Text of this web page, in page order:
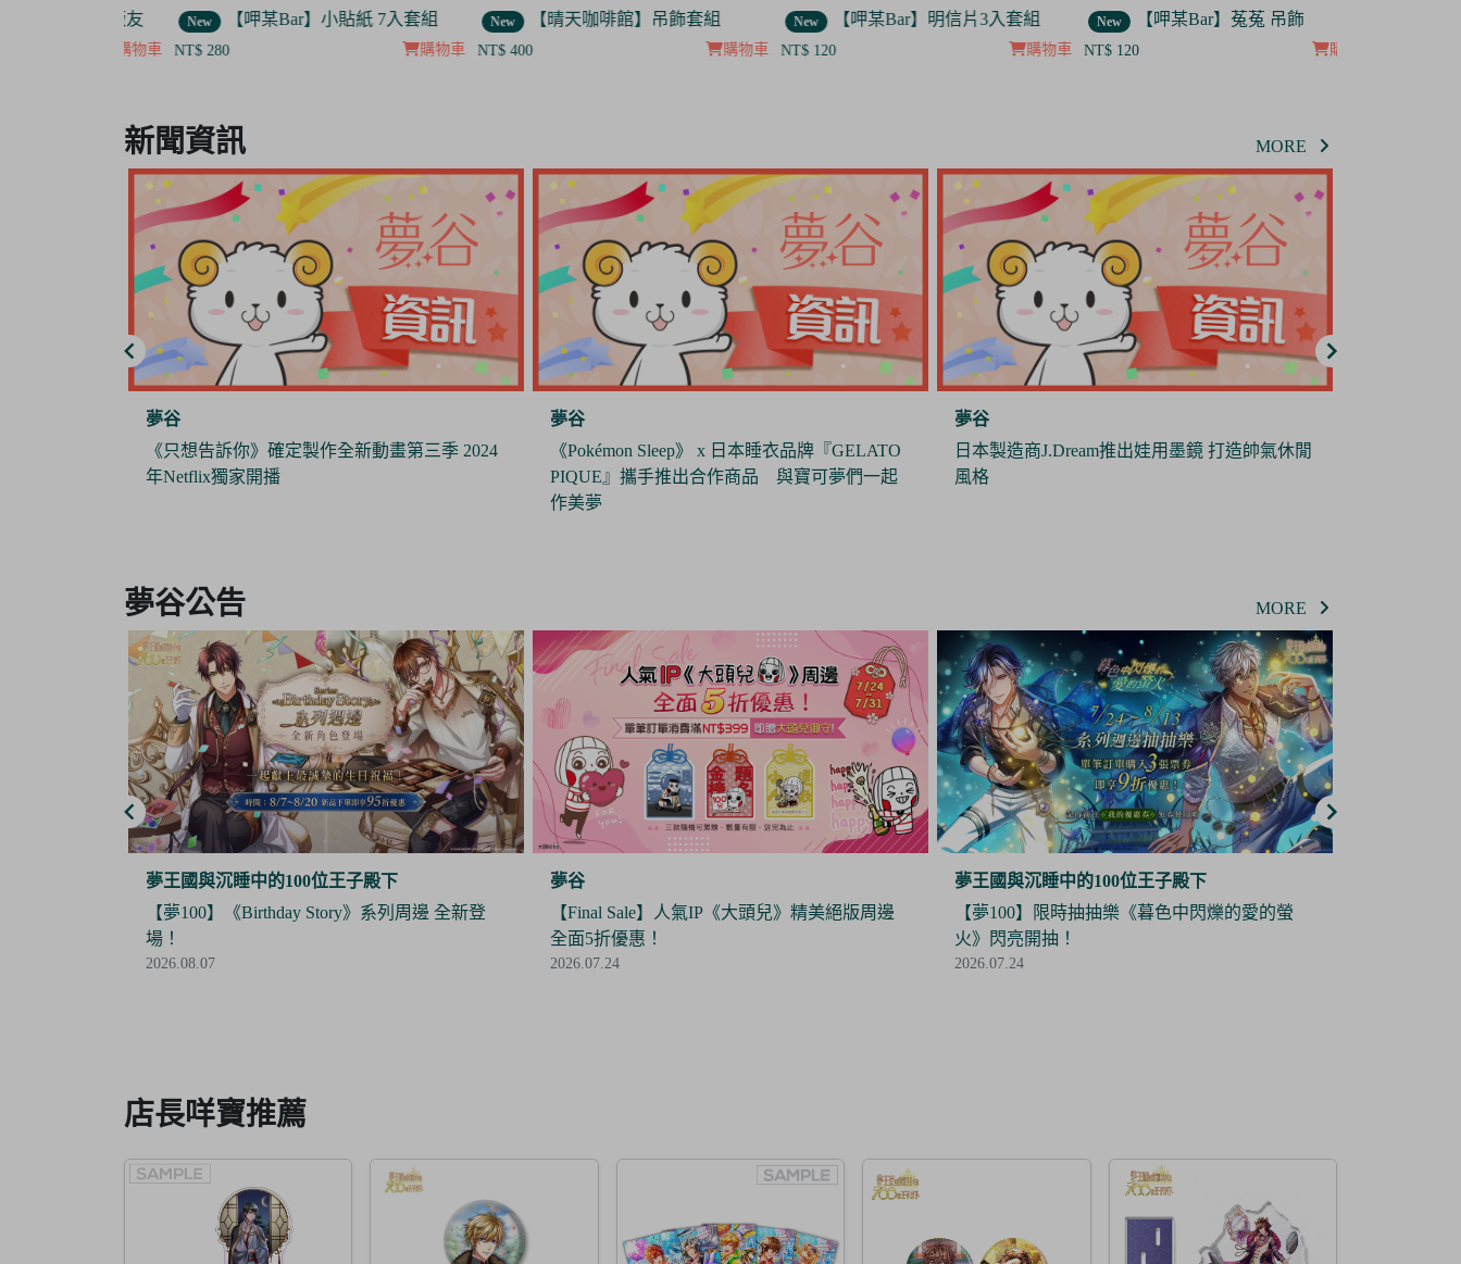
New 【呷某Bar】小貼紙 7入套組
NT$ 280 購物車
【晴天咖啡館】吊飾套組
NT$ 400 購物車
【呷某Bar】明信片3入套組
NT$ 120 購物車
【呷某Bar】菟菟 吊飾
NT$ 120 購物車
of
新聞資訊 MORE
夢谷
《Pokémon Sleep》 x 日本睡衣品牌『GELATO
PIQUE』攜手推出合作商品 與寶可夢們一起
夢谷
日本製造商J.Dream推出娃用墨鏡 打造帥氣休閒
風格
夢谷
《地縛少年花子君》全新短篇動畫《放學後少
年花子君》將於10月份播出
of
夢谷公告 MORE
夢谷
【Final Sale】人氣IP《大頭兒》精美絕版周邊
全面5折優惠！
2026.07.24
夢王國與沉睡中的100位王子殿下
【夢100】限時抽抽樂《暮色中閃爍的愛的螢
火》閃亮開抽！
2026.07.24
夢王國與沉睡中的100位王子殿下
【夢100】角色立牌復刻抽抽樂——道格拉斯 限
時登場！
2026.07.03
店長咩寶推薦